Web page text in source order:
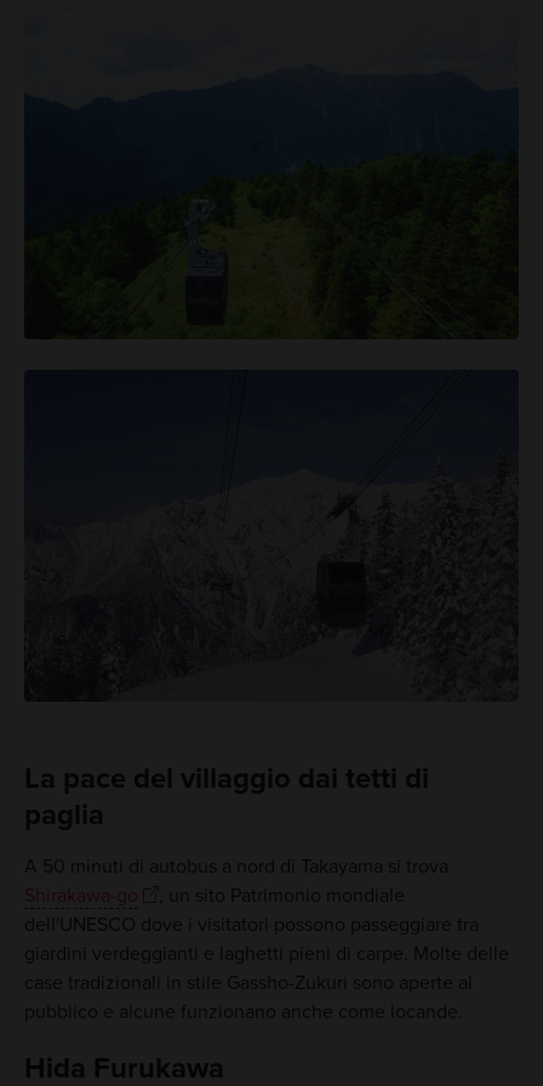
La pace del villaggio dai tetti di
paglia
A 50 minuti di autobus a nord di Takayama si trova
Shirakawa-go
, un sito Patrimonio mondiale
dell'UNESCO dove i visitatori possono passeggiare tra
giardini verdeggianti e laghetti pieni di carpe. Molte delle
case tradizionali in stile Gassho-Zukuri sono aperte al
pubblico e alcune funzionano anche come locande.
Hida Furukawa